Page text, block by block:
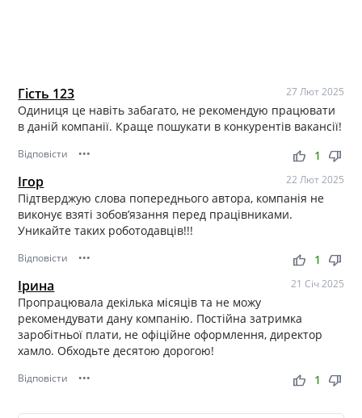
Гість 123 27 Лют 2025
Одиниця це навіть забагато, не рекомендую працювати
в даній компанії. Краще пошукати в конкурентів вакансії!
Відповісти ••• thumb_up thumb_down
1
Ігор 22 Лют 2025
Підтверджую слова попереднього автора, компанія не
виконує взяті зобовʼязання перед працівниками.
Уникайте таких роботодавців!!!
Відповісти ••• thumb_up thumb_down
1
Ірина 21 Січ 2025
Пропрацювала декілька місяців та не можу
рекомендувати дану компанію. Постійна затримка
заробітньої плати, не офіційне оформлення, директор
хамло. Обходьте десятою дорогою!
Відповісти ••• thumb_up thumb_down
1